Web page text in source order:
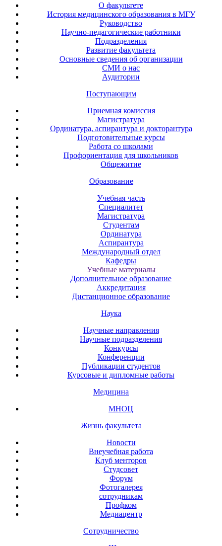
О факультете
История медицинского образования в МГУ
Руководство
Научно-педагогические работники
Подразделения
Развитие факультета
Основные сведения об организации
СМИ о нас
Аудитории
Поступающим
Приемная комиссия
Магистратура
Ординатура, аспирантура и докторантура
Подготовительные курсы
Работа со школами
Профориентация для школьников
Общежитие
Образование
Учебная часть
Специалитет
Магистратура
Студентам
Ординатура
Аспирантура
Международный отдел
Кафедры
Учебные материалы
Дополнительное образование
Аккредитация
Дистанционное образование
Наука
Научные направления
Научные подразделения
Конкурсы
Конференции
Публикации студентов
Курсовые и дипломные работы
Медицина
МНОЦ
Жизнь факультета
Новости
Внеучебная работа
Клуб менторов
Студсовет
Форум
Фотогалерея
сотрудникам
Профком
Медиацентр
Сотрудничество